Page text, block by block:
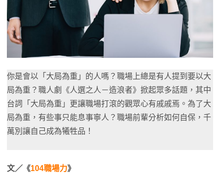
你是會以「大局為重」的人嗎？職場上總是有人提到要以大
局為重？職人劇《人選之人－造浪者》掀起眾多話題，其中
台詞「大局為重」更讓職場打滾的觀眾心有戚戚焉。為了大
局為重，有些事只能息事寧人？職場前輩分析如何自保，千
萬別讓自己成為犧牲品！
文／《104職場力》